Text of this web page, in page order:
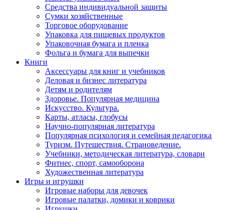
Средства индивидуальной защиты
Сумки хозяйственные
Торговое оборудование
Упаковка для пищевых продуктов
Упаковочная бумага и пленка
Фольга и бумага для выпечки
Книги
Аксессуары для книг и учебников
Деловая и бизнес литература
Детям и родителям
Здоровье. Популярная медицина
Искусство. Культура.
Карты, атласы, глобусы
Научно-популярная литература
Популярная психология и семейная педагогика
Туризм. Путешествия. Страноведение.
Учебники, методическая литература, словари
Фитнес, спорт, самооборона
Художественная литература
Игры и игрушки
Игровые наборы для девочек
Игровые палатки, домики и коврики